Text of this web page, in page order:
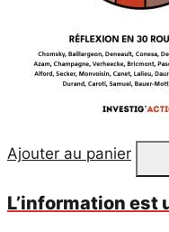
Ajouter au panier
L’information est